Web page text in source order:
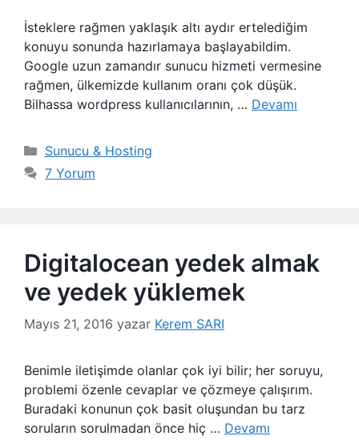
İsteklere rağmen yaklaşık altı aydır ertelediğim
konuyu sonunda hazırlamaya başlayabildim.
Google uzun zamandır sunucu hizmeti vermesine
rağmen, ülkemizde kullanım oranı çok düşük.
Bilhassa wordpress kullanıcılarının, … Devamı
Kategoriler
Sunucu & Hosting
7 Yorum
Digitalocean yedek almak
ve yedek yüklemek
Mayıs 21, 2016 yazar Kerem SARI
Benimle iletişimde olanlar çok iyi bilir; her soruyu,
problemi özenle cevaplar ve çözmeye çalışırım.
Buradaki konunun çok basit oluşundan bu tarz
soruların sorulmadan önce hiç … Devamı